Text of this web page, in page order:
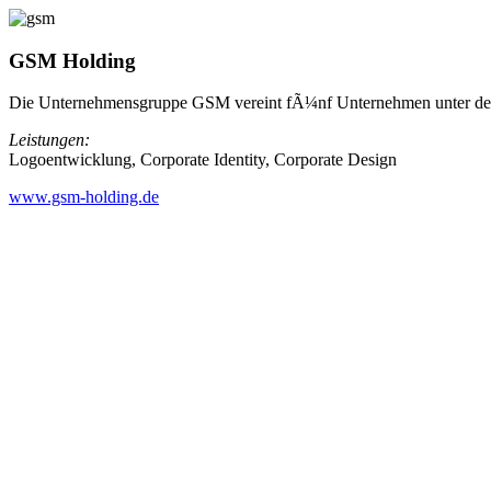
GSM Holding
Die Unternehmensgruppe GSM vereint fÃ¼nf Unternehmen unter
Leistungen:
Logoentwicklung, Corporate Identity, Corporate Design
www.gsm-holding.de